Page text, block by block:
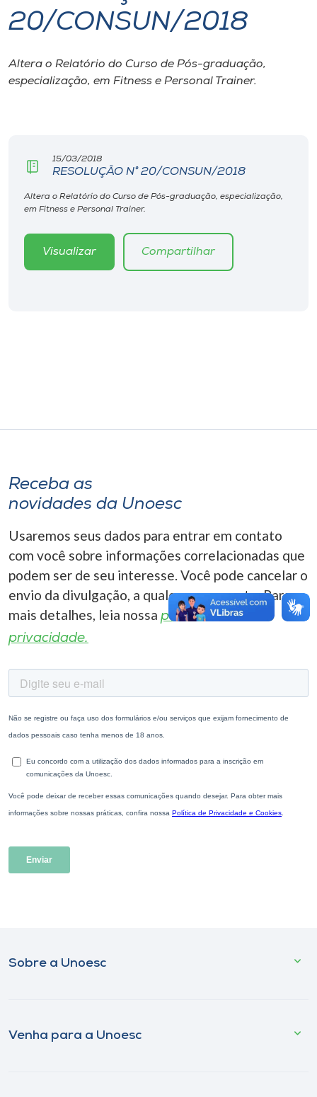
I.nova
Diplomados
CPA
Biblioteca
Editora
A-
20/CONSUN/2018
Altera o Relatório do Curso de Pós-graduação,
especialização, em Fitness e Personal Trainer.
15/03/2018
RESOLUÇÃO N° 20/CONSUN/2018
Altera o Relatório do Curso de Pós-graduação, especialização,
em Fitness e Personal Trainer.
Visualizar Compartilhar
Receba as
novidades da Unoesc
Usaremos seus dados para entrar em contato
com você sobre informações correlacionadas que
podem ser de seu interesse. Você pode cancelar o
envio da divulgação, a qualquer momento. Para
mais detalhes, leia nossa política de
privacidade.
Sobre a Unoesc
Venha para a Unoesc